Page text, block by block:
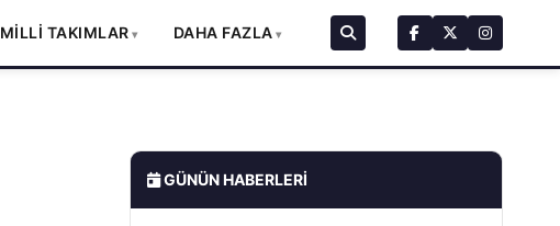
MİLLİ TAKIMLAR DAHA FAZLA
GÜNÜN HABERLERI